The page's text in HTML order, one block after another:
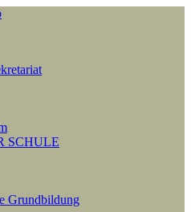
SCHULE
Grundbildung